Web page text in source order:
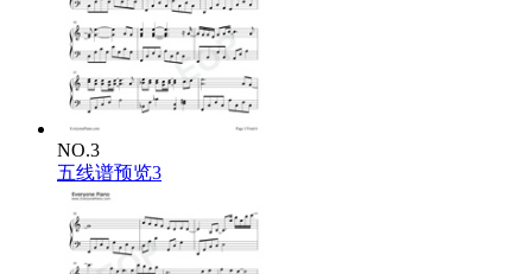
NO.3
五线谱预览3